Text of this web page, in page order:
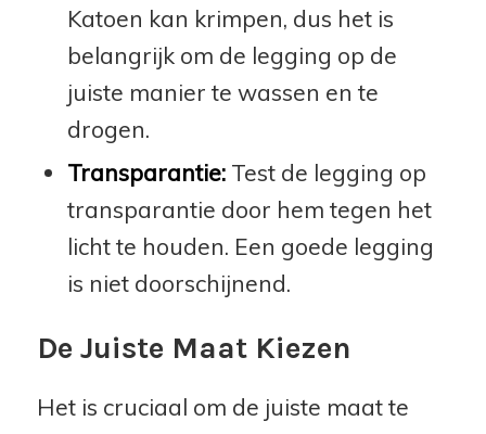
Katoen kan krimpen, dus het is
belangrijk om de legging op de
juiste manier te wassen en te
drogen.
Transparantie:Test de legging op
transparantie door hem tegen het
licht te houden. Een goede legging
is niet doorschijnend.
De Juiste Maat Kiezen
Het is cruciaal om de juiste maat te